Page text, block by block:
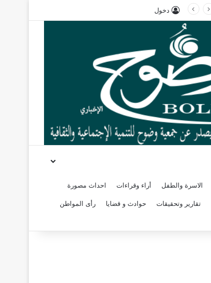
دخول
الاسرة والطفل أراء وقراءات احداث مصورة
تقارير وتحقيقات حوادث و قضايا رأى المواطن